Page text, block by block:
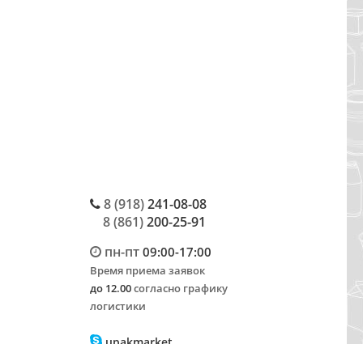
8 (918)241-08-08
8 (861)200-25-91
пн-пт09:00-17:00
Время приема заявок
до 12.00согласно графику
логистики